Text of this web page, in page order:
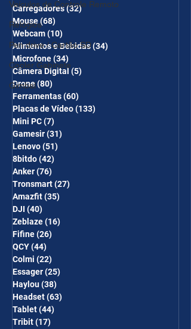
Veículos de Controle Remoto
Relógios
Pen drive / Cartão SD
Cooler Gabinete
Gimbal
Carregadores(32)32 posts
Mouse(68)
Webcam(10)
Alimentos e Bebidas(34)
Microfone(34)
Câmera Digital(5)
Drone(80)
Ferramentas(60)
Placas de Vídeo(133)
Mini PC(7)
Gamesir(31)
Lenovo(51)
8bitdo(42)
Anker(76)
Tronsmart(27)
Amazfit(35)
DJI (40)
Zeblaze(16)
Fifine(26)
QCY(44)
Colmi (22)
Essager(25)
Haylou(38)
Headset(63)
Tablet(44)
Tribit(17)